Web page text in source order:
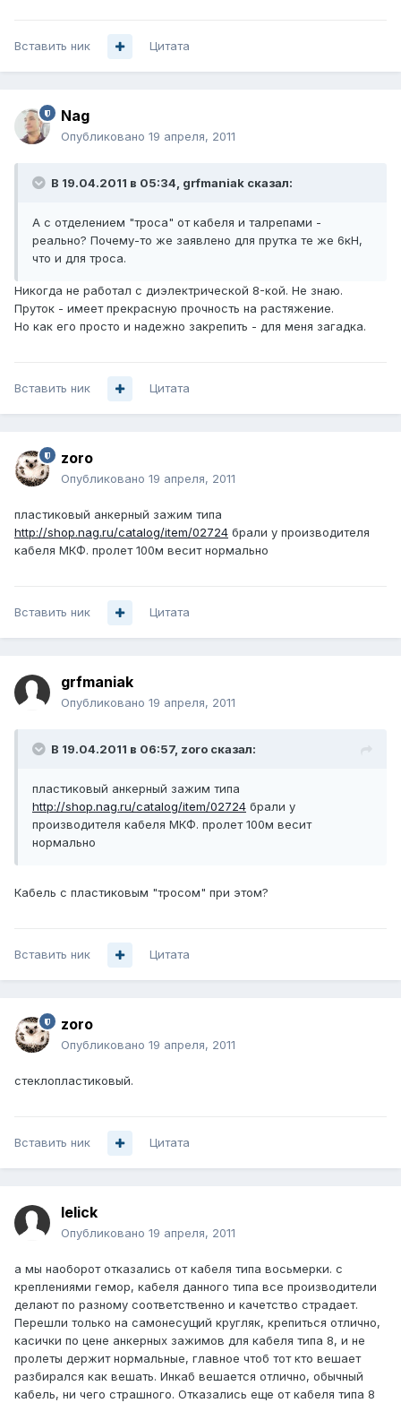
Вставить ник Цитата
Nag
Опубликовано 19 апреля, 2011
В 19.04.2011 в 05:34, grfmaniak сказал:
А с отделением "троса" от кабеля и талрепами -
реально? Почему-то же заявлено для прутка те же 6кН,
что и для троса.
Никогда не работал с диэлектрической 8-кой. Не знаю.
Пруток - имеет прекрасную прочность на растяжение.
Но как его просто и надежно закрепить - для меня загадка.
Вставить ник Цитата
zoro
Опубликовано 19 апреля, 2011
пластиковый анкерный зажим типа
http://shop.nag.ru/catalog/item/02724 брали у производителя
кабеля МКФ. пролет 100м весит нормально
Вставить ник Цитата
grfmaniak
Опубликовано 19 апреля, 2011
В 19.04.2011 в 06:57, zoro сказал:
пластиковый анкерный зажим типа
http://shop.nag.ru/catalog/item/02724 брали у
производителя кабеля МКФ. пролет 100м весит
нормально
Кабель с пластиковым "тросом" при этом?
Вставить ник Цитата
zoro
Опубликовано 19 апреля, 2011
стеклопластиковый.
Вставить ник Цитата
lelick
Опубликовано 19 апреля, 2011
а мы наоборот отказались от кабеля типа восьмерки. с
креплениями гемор, кабеля данного типа все производители
делают по разному соответственно и качетство страдает.
Перешли только на самонесущий кругляк, крепиться отлично,
касички по цене анкерных зажимов для кабеля типа 8, и не
пролеты держит нормальные, главное чтоб тот кто вешает
разбирался как вешать. Инкаб вешается отлично, обычный
кабель, ни чего страшного. Отказались еще от кабеля типа 8